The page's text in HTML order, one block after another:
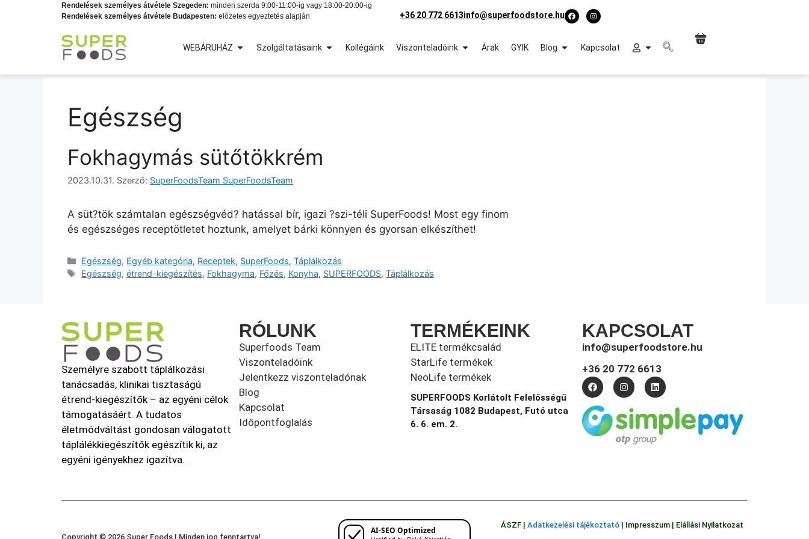
Rendelések személyes átvétele Szegeden: minden szerda 9:00-11:00-ig vagy 18:00-20:00-ig
Rendelések személyes átvétele Budapesten: előzetes egyeztetés alapján +36 20 772 6613info@superfoodstore.hu
WEBÁRUHÁZ Szolgáltatásaink Kollégáink Viszonteladóink Árak GYIK Blog Kapcsolat
Egészség
Fokhagymás sütőtökkrém
2023.10.31. Szerző: SuperFoodsTeam SuperFoodsTeam
A süt?tök számtalan egészségvéd? hatással bír, igazi ?szi-téli SuperFoods! Most egy finom
és egészséges receptötletet hoztunk, amelyet bárki könnyen és gyorsan elkészíthet!
Egészség, Egyéb kategória, Receptek, SuperFoods,Táplálkozás
Egészség,étrend-kiegészítés, Fokhagyma, Főzés, Konyha, SUPERFOODS,Táplálkozás
Személyre szabott táplálkozási
tanácsadás, klinikai tisztaságú
étrend-kiegészítők – az egyéni célok
támogatásáért. A tudatos
életmódváltást gondosan válogatott
táplálékkiegészítők egészítik ki, az
egyéni igényekhez igazítva.
RÓLUNK
Superfoods Team
Viszonteladóink
Jelentkezz viszonteladónak
Blog
Kapcsolat
Időpontfoglalás
TERMÉKEINK
ELITE termékcsalád
StarLife termékek
NeoLife termékek
SUPERFOODS Korlátolt Felelősségű
Társaság 1082 Budapest, Futó utca
6. 6. em. 2.
KAPCSOLAT
info@superfoodstore.hu
+36 20 772 6613
Copyright © 2026 Super Foods | Minden jog fenntartva!
AI-SEO Optimized
ÁSZF | Adatkezelési tájékoztató| Impresszum| Elállási Nyilatkozat